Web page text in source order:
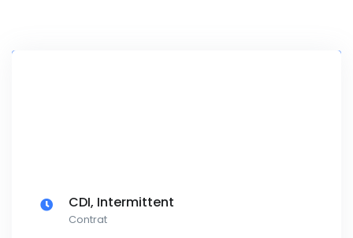
CDI, Intermittent
Contrat